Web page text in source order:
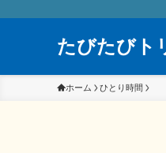
たびたびト
ホーム ひとり時間